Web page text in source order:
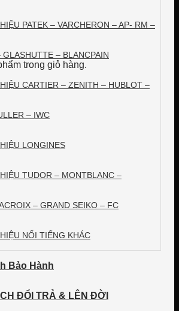
trong giỏ hàng.
PATEK – VARCHERON – AP- RM –
GLASHUTTE – BLANCPAIN
CARTIER – ZENITH – HUBLOT –
– IWC
LONGINES
TUDOR – MONTBLANC –
– GRAND SEIKO – FC
NỔI TIẾNG KHÁC
Bảo Hành
ĐỔI TRẢ & LÊN ĐỜI